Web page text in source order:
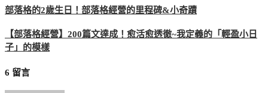
部落格的2歲生日！部落格經營的里程碑&小奇蹟
【部落格經營】200篇文達成！愈活愈透徹~我定義的「輕盈小日
子」的模樣
6 留言